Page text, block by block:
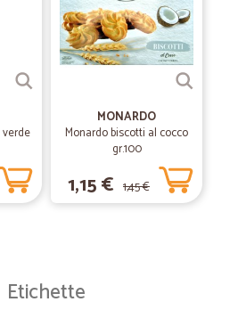
MONARDO
Monardo biscotti al cocco
gr.100
1,15 € 1,45 €
Etichette